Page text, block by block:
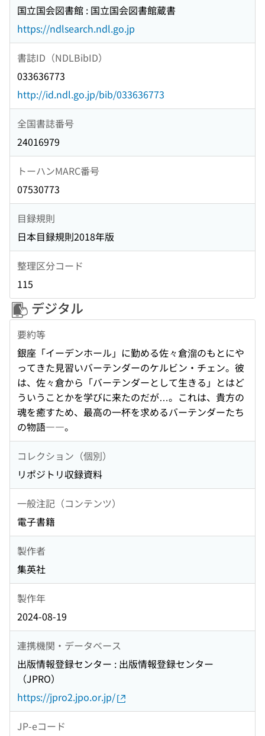
国立国会図書館 : 国立国会図書館蔵書
https://ndlsearch.ndl.go.jp
書誌ID（NDLBibID）
033636773
http://id.ndl.go.jp/bib/033636773
全国書誌番号
24016979
トーハンMARC番号
07530773
目録規則
日本目録規則2018年版
整理区分コード
115
デジタル
要約等
銀座「イーデンホール」に勤める佐々倉溜のもとにや
ってきた見習いバーテンダーのケルビン・チェン。彼
は、佐々倉から「バーテンダーとして生きる」とはど
ういうことかを学びに来たのだが…。これは、貴方の
魂を癒すため、最高の一杯を求めるバーテンダーたち
の物語――。
コレクション（個別）
リポジトリ収録資料
一般注記（コンテンツ）
電子書籍
製作者
集英社
製作年
2024-08-19
連携機関・データベース
出版情報登録センター : 出版情報登録センター
（JPRO）
https://jpro2.jpo.or.jp/
JP-eコード